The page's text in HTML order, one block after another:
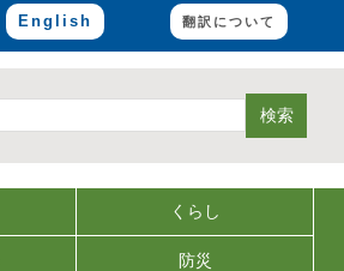
English 翻訳について
検索
くらし
防災